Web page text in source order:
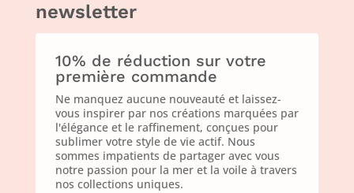
newsletter
10% de réduction sur votre
première commande
Ne manquez aucune nouveauté et laissez-
vous inspirer par nos créations marquées par
l'élégance et le raffinement, conçues pour
sublimer votre style de vie actif. Nous
sommes impatients de partager avec vous
notre passion pour la mer et la voile à travers
nos collections uniques.